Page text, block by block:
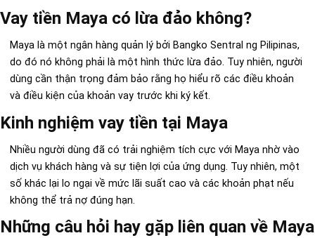
Vay tiền Maya có lừa đảo không?
Maya là một ngân hàng quản lý bởi Bangko Sentral ng Pilipinas,
do đó nó không phải là một hình thức lừa đảo. Tuy nhiên, người
dùng cần thận trọng đảm bảo rằng họ hiểu rõ các điều khoản
và điều kiện của khoản vay trước khi ký kết.
Kinh nghiệm vay tiền tại Maya
Nhiều người dùng đã có trải nghiệm tích cực với Maya nhờ vào
dịch vụ khách hàng và sự tiện lợi của ứng dụng. Tuy nhiên, một
số khác lại lo ngại về mức lãi suất cao và các khoản phạt nếu
không thể trả nợ đúng hạn.
Những câu hỏi hay gặp liên quan về Maya